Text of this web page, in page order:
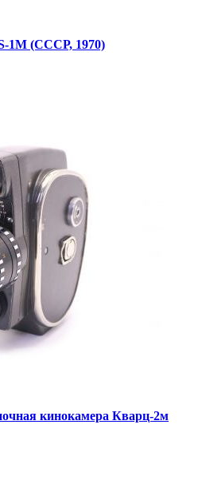
1M (СССР, 1970)
кинокамера Кварц-2м